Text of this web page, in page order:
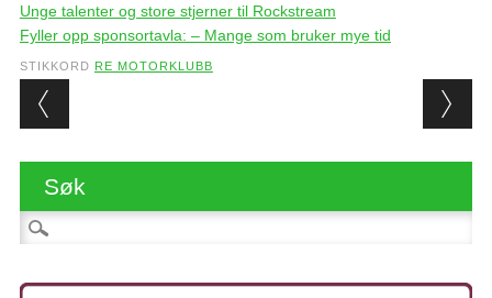
Unge talenter og store stjerner til Rockstream
Fyller opp sponsortavla: – Mange som bruker mye tid
STIKKORD RE MOTORKLUBB
Post navigation
Søk
Søk etter: